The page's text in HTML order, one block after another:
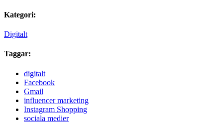
Kategori:
Digitalt
Taggar:
digitalt
Facebook
Gmail
influencer marketing
Instagram Shopping
sociala medier